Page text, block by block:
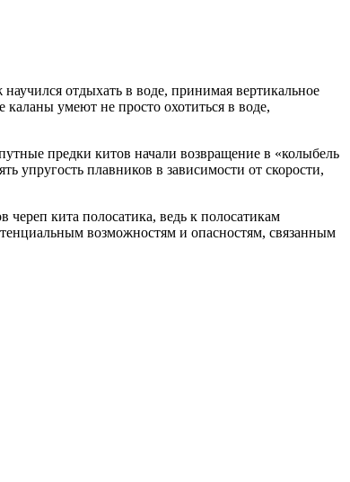
отдыхать в воде, принимая вертикальное
умеют не просто охотиться в воде,
предки китов начали возвращение в «колыбель
упругость плавников в зависимости от скорости,
кита полосатика, ведь к полосатикам
возможностям и опасностям, связанным